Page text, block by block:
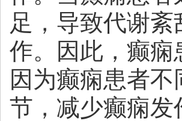
足，导致代谢
作。因此，癫
因为癫痫患者
节，减少癫痫发